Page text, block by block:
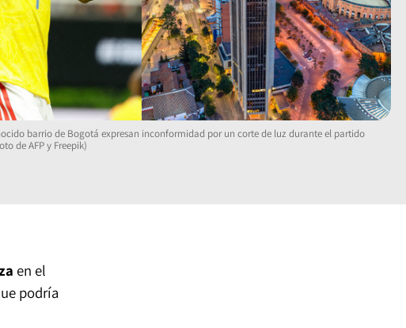
barrio de Bogotá expresan inconformidad por un corte de luz durante el partido
de AFP y Freepik)
en el
podría